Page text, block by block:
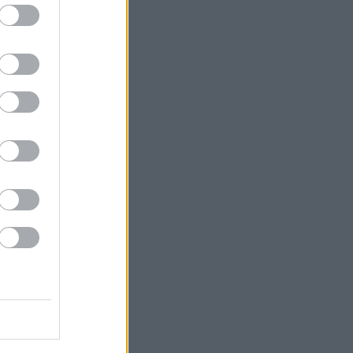
Situational Awareness: Συρροή
βρέθηκε στα όρια της κατάρρευσης
υποχρεωτικής καταχώρισης
αποτελεσμάτων στο Ψηφιακό
Η ακραία ζέστη δημιουργεί μια νέα
κλιματική πραγματικότητα
BP: Μια πώληση της καθιστά
Αμερικανό επενδυτή τον δεύτερο
Γερμανίας